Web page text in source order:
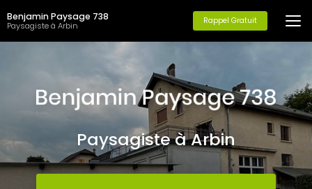
au
contenu
principal
Benjamin Paysage 738
Paysagiste à Arbin Rappel Gratuit
Paysagiste à Arbin